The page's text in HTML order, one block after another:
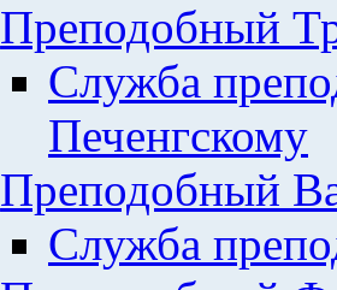
Преподобный
Служба
Печенгскому
Преподобный
Служба